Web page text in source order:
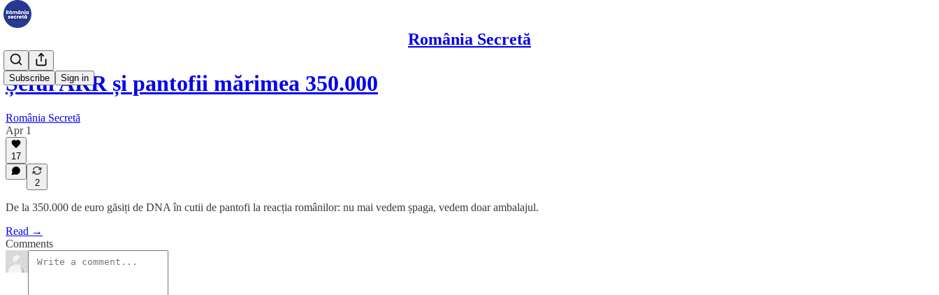
România Secretă
Subscribe Sign in
Șeful ARR și pantofii mărimea 350.000
România Secretă
Apr 1
17
2
De la 350.000 de euro găsiți de DNA în cutii de pantofi la reacția românilor: nu mai vedem șpaga, vedem doar ambalajul.
Read →
Comments